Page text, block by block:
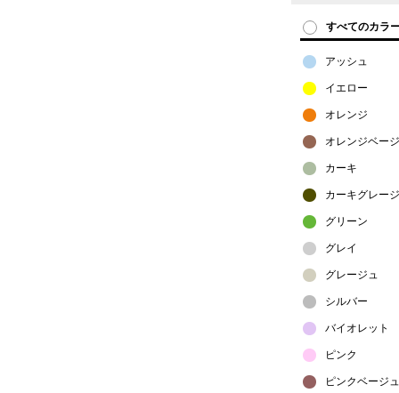
すべてのカラ
アッシュ
イエロー
オレンジ
オレンジベー
カーキ
カーキグレー
グリーン
グレイ
グレージュ
シルバー
バイオレット
ピンク
ピンクベージュ